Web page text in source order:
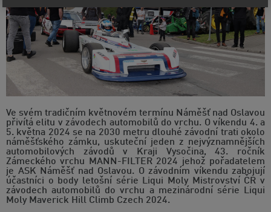
Ve svém tradičním květnovém termínu Náměšť nad Oslavou
přivítá elitu v závodech automobilů do vrchu. O víkendu 4. a
5. května 2024 se na 2030 metru dlouhé závodní trati okolo
náměšťského zámku, uskuteční jeden z nejvýznamnějších
automobilových závodů v Kraji Vysočina, 43. ročník
Zámeckého vrchu MANN-FILTER 2024 jehož pořadatelem
je ASK Náměšť nad Oslavou. O závodním víkendu zabojují
účastníci o body letošní série Liqui Moly Mistrovství ČR v
závodech automobilů do vrchu a mezinárodní série Liqui
Moly Maverick Hill Climb Czech 2024.